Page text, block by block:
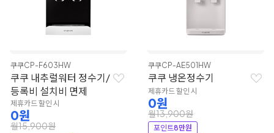
쿠쿠CP-F603HW
쿠쿠 내추럴워터 정수기/
등록비 설치비 면제
제휴카드 할인 시
0원
월15,900원
쿠쿠CP-AE501HW
쿠쿠 냉온정수기
제휴카드 할인 시
0원
월13,900원
포인트8만원